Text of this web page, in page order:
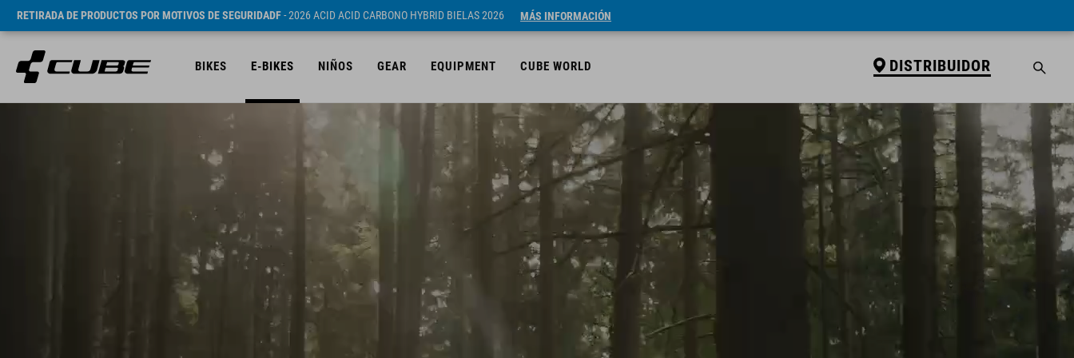
RETIRADA DE PRODUCTOS POR MOTIVOS DE SEGURIDADF- 2026 ACID ACID CARBONO HYBRID BIELAS 2026 MÁS INFORMACIÓN
BIKES E-BIKES NIÑOS GEAR EQUIPMENT CUBE WORLD DISTRIBUIDOR